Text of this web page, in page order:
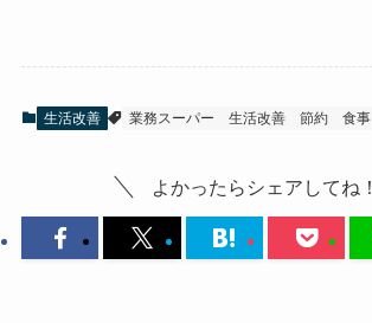
生活改善 業務スーパー 生活改善 節約 食事
よかったらシェアしてね！